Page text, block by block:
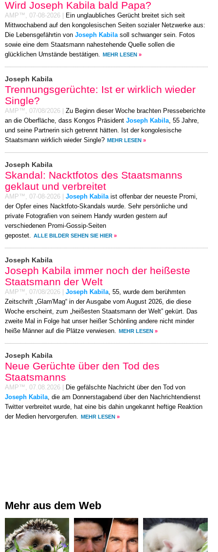
Wird Joseph Kabila bald Papa?
AMP™, 07-08-2026
Ein unglaubliches Gerücht breitet sich seit
Mittwochabend auf den kongolesischen Seiten sozialer Netzwerke aus:
Die Lebensgefährtin von Joseph Kabila soll schwanger sein. Fotos
sowie eine dem Staatsmann nahestehende Quelle sollen die
glücklichen Umstände bestätigen.
MEHR LESEN »
Joseph Kabila
Trennungsgerüchte: Ist er wirklich wieder
Single?
AMP™, 07/08/2026
Zu Beginn dieser Woche brachten Presseberichte
an die Oberfläche, dass Kongos Präsident Joseph Kabila , 55 Jahre,
und seine Partnerin sich getrennt hätten. Ist der kongolesische
Staatsmann wirklich wieder Single? MEHR LESEN »
Joseph Kabila
Skandal: Nacktfotos des Staatsmanns
geklaut und verbreitet
AMP™, 07-08-2026 Joseph Kabila ist offenbar der neueste Promi,
der Opfer eines Nacktfoto-Skandals wurde. Sehr persönliche und
private Fotografien von seinem Handy wurden gestern auf
verschiedenen Promi-Gossip-Seiten
gepostet.
ALLE BILDER SEHEN SIE HIER »
Joseph Kabila
Joseph Kabila immer noch der heißeste
Staatsmann der Welt
AMP™, 07/08/2026 Joseph Kabila , 55, wurde dem berühmten
Zeitschrift „Glam'Mag“ in der Ausgabe vom August 2026, die diese
Woche erscheint, zum „heißesten Staatsmann der Welt” gekürt. Das
zweite Mal in Folge hat unser heißer Schönling andere nicht minder
heiße Männer auf die Plätze verwiesen.
MEHR LESEN »
Joseph Kabila
Neue Gerüchte über den Tod des
Staatsmanns
AMP™, 07.08.2026
Die gefälschte Nachricht über den Tod von
Joseph Kabila , die am Donnerstagabend über den Nachrichtendienst
Twitter verbreitet wurde, hat eine bis dahin ungekannt heftige Reaktion
der Medien hervorgerufen.
MEHR LESEN »
Mehr aus dem Web